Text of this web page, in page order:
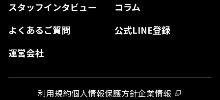
スタッフインタビュー
コラム
よくあるご質問
公式LINE登録
運営会社
熊本県
宮崎県
利用規約個人情報保護方針企業情報